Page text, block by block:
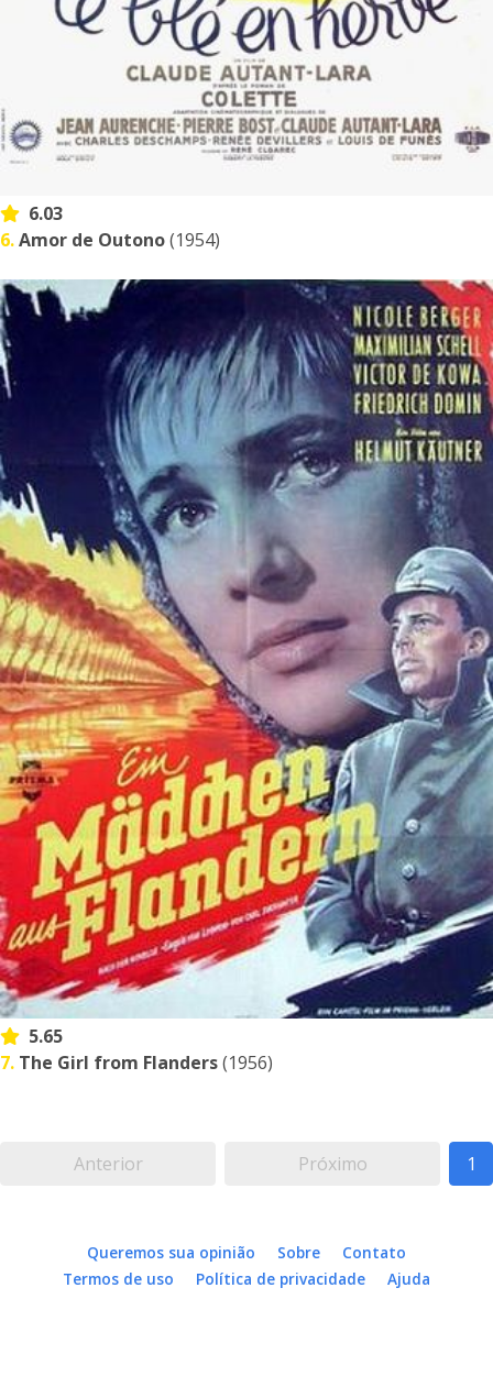
6.03
6.Amor de Outono(1954)
5.65
7. The Girl from Flanders(1956)
Anterior Próximo 1
Queremos sua opinião Sobre
Contato
Termos de uso
Política de privacidade Ajuda